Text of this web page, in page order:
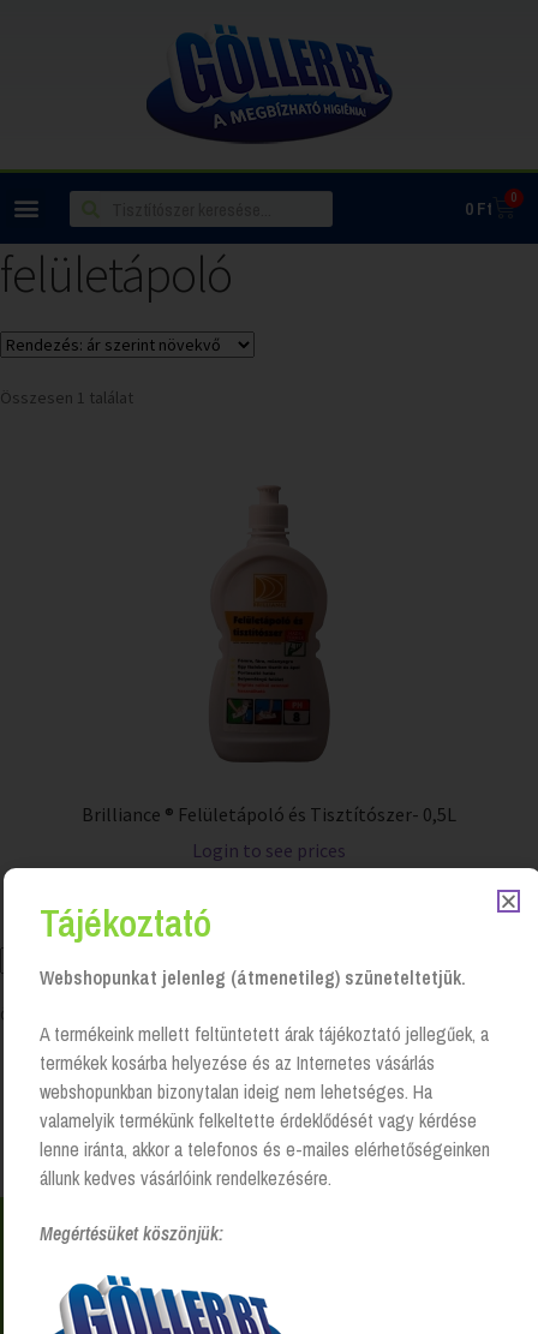
0Ft 0
felületápoló
Összesen 1 találat
Brilliance ® Felületápoló és Tisztítószer- 0,5L
Login to see prices
Összesen 1 találat
Kezdőlap “felületápoló” címkével rendelkező termékek
Nem találsz valamit? Hívj és segítünk Hétfőtől -
péntekig 8:00 -17:00 +36 20 223 8470
Tájékoztató
Webshopunkat jelenleg (átmenetileg) szüneteltetjük.
A termékeink mellett feltüntetett árak tájékoztató jellegűek, a
termékek kosárba helyezése és az Internetes vásárlás
webshopunkban bizonytalan ideig nem lehetséges. Ha
valamelyik termékünk felkeltette érdeklődését vagy kérdése
lenne iránta, akkor a telefonos és e-mailes elérhetőségeinken
állunk kedves vásárlóink rendelkezésére.
Megértésüket köszönjük: